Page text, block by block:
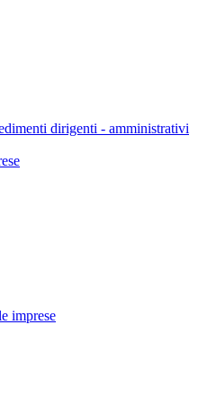
dirigenti - amministrativi
imprese